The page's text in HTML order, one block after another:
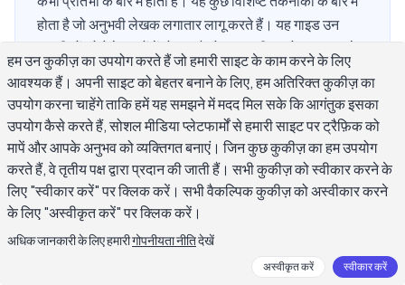
होता है जो अनुभवी लेखक लगातार लागू करते हैं। यह गाइड उन
तकनीकों को ऐसे चरणों में तोड़ता है जो आप अभी उपयोग कर सकते
हैं, चाहे आप कुछ भी लिख रहे हों।
एक अच्छा विवरण क्या बनाता है?
एक अच्छा विवरण एक काम को अच्छी तरह करता है: यह पाठक के मन में एक
स्पष्ट, विशिष्ट चित्र बनाता है। यह सरल लगता है, लेकिन अधिकांश कमजोर
विवरण "विशिष्ट" शब्द पर विफल होते हैं।
हम उन कुकीज़ का उपयोग करते हैं जो हमारी साइट के काम करने के लिए
आवश्यक हैं। अपनी साइट को बेहतर बनाने के लिए, हम अतिरिक्त कुकीज़ का
उपयोग करना चाहेंगे ताकि हमें यह समझने में मदद मिल सके कि आगंतुक इसका
उपयोग कैसे करते हैं, सोशल मीडिया प्लेटफार्मों से हमारी साइट पर ट्रैफ़िक को
मापें और आपके अनुभव को व्यक्तिगत बनाएं। जिन कुछ कुकीज़ का हम उपयोग
करते हैं, वे तृतीय पक्ष द्वारा प्रदान की जाती हैं। सभी कुकीज़ को स्वीकार करने के
लिए "स्वीकार करें" पर क्लिक करें। सभी वैकल्पिक कुकीज़ को अस्वीकार करने
के लिए "अस्वीकृत करें" पर क्लिक करें।
अधिक जानकारी के लिए हमारीगोपनीयता नीतिदेखें
अस्वीकृत करें स्वीकार करें